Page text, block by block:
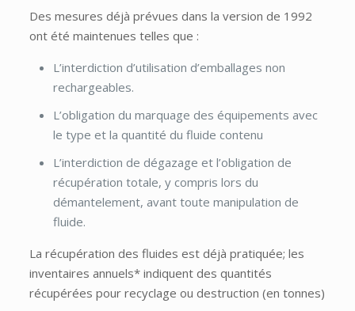
Des mesures déjà prévues dans la version de 1992
ont été maintenues telles que :
L’interdiction d’utilisation d’emballages non
rechargeables.
L’obligation du marquage des équipements avec
le type et la quantité du fluide contenu
L’interdiction de dégazage et l’obligation de
récupération totale, y compris lors du
démantelement, avant toute manipulation de
fluide.
La récupération des fluides est déjà pratiquée; les
inventaires annuels* indiquent des quantités
récupérées pour recyclage ou destruction (en tonnes)